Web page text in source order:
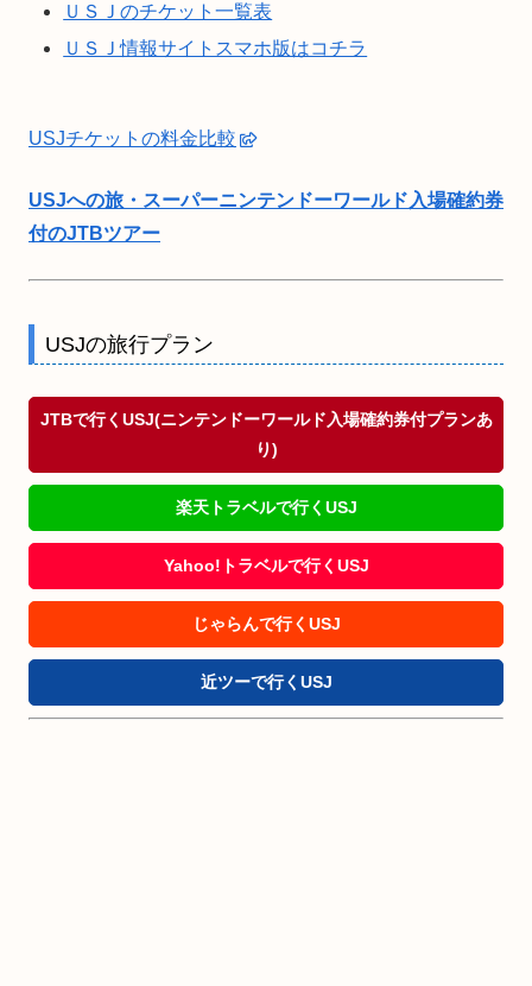
ＵＳＪのチケット一覧表
ＵＳＪ情報サイトスマホ版はコチラ
USJチケットの料金比較
USJへの旅・スーパーニンテンドーワールド入場確約券
付のJTBツアー
USJの旅行プラン
JTBで行くUSJ(ニンテンドーワールド入場確約券付プランあ
り)
楽天トラベルで行くUSJ
Yahoo!トラベルで行くUSJ
じゃらんで行くUSJ
近ツーで行くUSJ